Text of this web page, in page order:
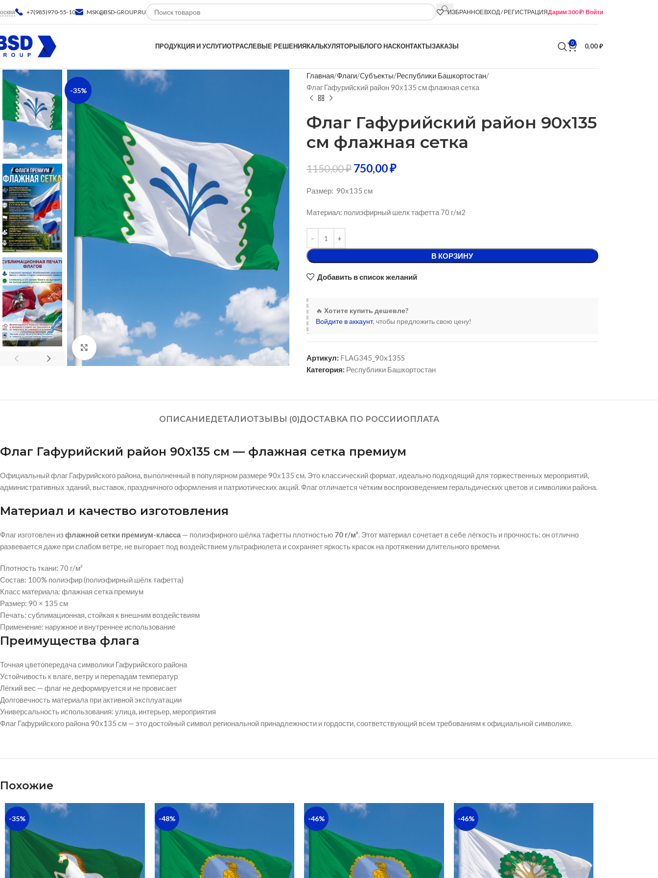
+7(985)970-55-10 MSK@BSD-GROUP.RU ИЗБРАННОЕВХОД / РЕГИСТРАЦИЯДарим 300 ₽! Войти
ПРОДУКЦИЯ И УСЛУГИОТРАСЛЕВЫЕ РЕШЕНИЯКАЛЬКУЛЯТОРЫБЛОГО НАСКОНТАКТЫЗАКАЗЫ 0 0,00₽
-35%
Нажмите, чтобы увеличить
Главная Флаги Cубъекты Республики Башкортостан
Флаг Гафурийский район 90х135 см флажная сетка
Флаг Гафурийский район 90х135
см флажная сетка
1150,00₽ 750,00₽
Размер: 90х135 см
Материал: полиэфирный шелк тафетта 70 г/м2
В КОРЗИНУ
Добавить в список желаний
🔥 Хотите купить дешевле?
Войдите в аккаунт, чтобы предложить свою цену!
Артикул: FLAG345_90x135S
Категория: Республики Башкортостан
ОПИСАНИЕДЕТАЛИОТЗЫВЫ (0)ДОСТАВКА ПО РОССИИОПЛАТА
Флаг Гафурийский район 90х135 см — флажная сетка премиум
Официальный флаг Гафурийского района, выполненный в популярном размере 90х135 см. Это классический формат, идеально подходящий для торжественных мероприятий,
административных зданий, выставок, праздничного оформления и патриотических акций. Флаг отличается чётким воспроизведением геральдических цветов и символики района.
Материал и качество изготовления
Флаг изготовлен изфлажной сетки премиум-класса — полиэфирного шёлка тафетты плотностью 70 г/м². Этот материал сочетает в себе лёгкость и прочность: он отлично
развевается даже при слабом ветре, не выгорает под воздействием ультрафиолета и сохраняет яркость красок на протяжении длительного времени.
Плотность ткани: 70 г/м²
Состав: 100% полиэфир (полиэфирный шёлк тафетта)
Класс материала: флажная сетка премиум
Размер: 90 × 135 см
Печать: сублимационная, стойкая к внешним воздействиям
Применение: наружное и внутреннее использование
Преимущества флага
Точная цветопередача символики Гафурийского района
Устойчивость к влаге, ветру и перепадам температур
Лёгкий вес — флаг не деформируется и не провисает
Долговечность материала при активной эксплуатации
Универсальность использования: улица, интерьер, мероприятия
Флаг Гафурийского района 90х135 см — это достойный символ региональной принадлежности и гордости, соответствующий всем требованиям к официальной символике.
Похожие
-35% -48% -46% -46%